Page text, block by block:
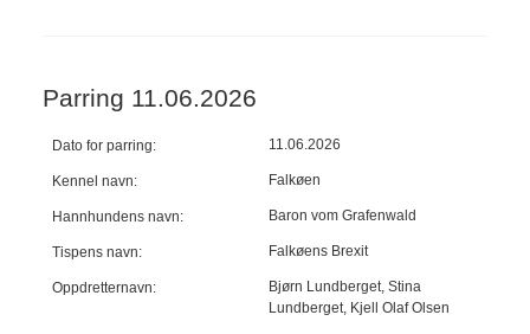
Parring 11.06.2026
Dato for parring: 11.06.2026
Kennel navn: Falkøen
Hannhundens navn: Baron vom Grafenwald
Tispens navn: Falkøens Brexit
Oppdretternavn:
Bjørn Lundberget, Stina
Lundberget, Kjell Olaf Olsen